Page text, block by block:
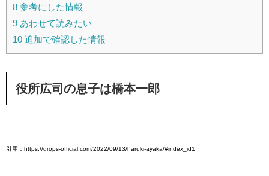
8 参考にした情報
9 あわせて読みたい
10 追加で確認した情報
役所広司の息子は橋本一郎
引用：https://drops-official.com/2022/09/13/haruki-ayaka/#index_id1